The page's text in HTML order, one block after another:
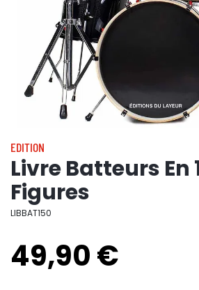
EDITION
Livre Batteurs En
Figures
LIBBAT150
49,90 €